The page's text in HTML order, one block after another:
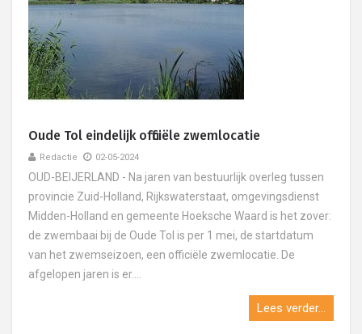
Oude Tol eindelijk officiële zwemlocatie
Redactie 02-05-2024
OUD-BEIJERLAND - Na jaren van bestuurlijk overleg tussen
provincie Zuid-Holland, Rijkswaterstaat, omgevingsdienst
Midden-Holland en gemeente Hoeksche Waard is het zover:
de zwembaai bij de Oude Tol is per 1 mei, de startdatum
van het zwemseizoen, een officiële zwemlocatie. De
afgelopen jaren is er....
Lees verder...